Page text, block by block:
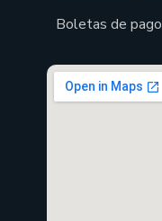
Boletas de pago